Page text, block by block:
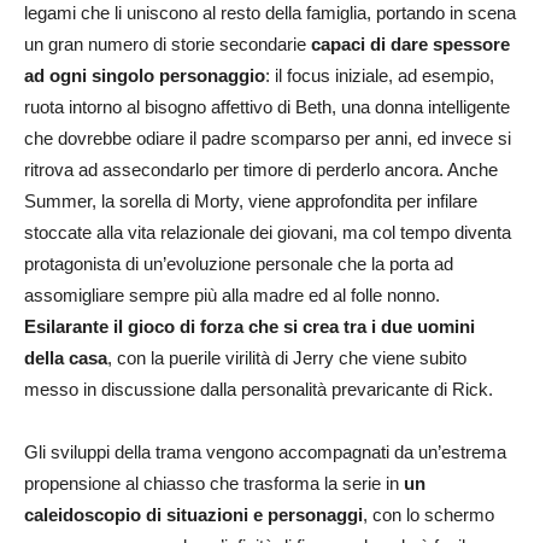
legami che li uniscono al resto della famiglia, portando in scena
un gran numero di storie secondarie capaci di dare spessore
ad ogni singolo personaggio: il focus iniziale, ad esempio,
ruota intorno al bisogno affettivo di Beth, una donna intelligente
che dovrebbe odiare il padre scomparso per anni, ed invece si
ritrova ad assecondarlo per timore di perderlo ancora. Anche
Summer, la sorella di Morty, viene approfondita per infilare
stoccate alla vita relazionale dei giovani, ma col tempo diventa
protagonista di un’evoluzione personale che la porta ad
assomigliare sempre più alla madre ed al folle nonno.
Esilarante il gioco di forza che si crea tra i due uomini
della casa, con la puerile virilità di Jerry che viene subito
messo in discussione dalla personalità prevaricante di Rick.
Gli sviluppi della trama vengono accompagnati da un’estrema
propensione al chiasso che trasforma la serie in un
caleidoscopio di situazioni e personaggi, con lo schermo